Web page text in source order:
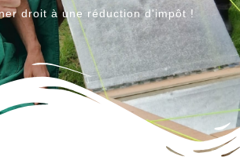
droit à une réduction d'impôt !